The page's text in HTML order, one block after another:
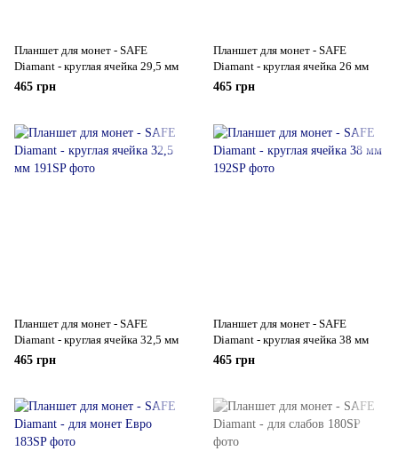
Планшет для монет - SAFE
Diamant - круглая ячейка 29,5 мм
465 грн
Планшет для монет - SAFE
Diamant - круглая ячейка 26 мм
465 грн
Планшет для монет - SAFE
Diamant - круглая ячейка 32,5 мм
465 грн
Планшет для монет - SAFE
Diamant - круглая ячейка 38 мм
465 грн